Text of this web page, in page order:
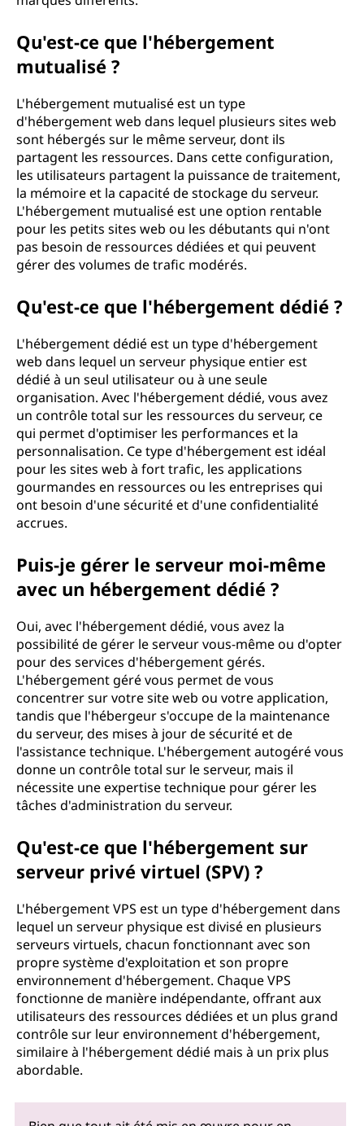
Qu'est-ce que l'hébergement
mutualisé ?
L'hébergement mutualisé est un type
d'hébergement web dans lequel plusieurs sites web
sont hébergés sur le même serveur, dont ils
partagent les ressources. Dans cette configuration,
les utilisateurs partagent la puissance de traitement,
la mémoire et la capacité de stockage du serveur.
L'hébergement mutualisé est une option rentable
pour les petits sites web ou les débutants qui n'ont
pas besoin de ressources dédiées et qui peuvent
gérer des volumes de trafic modérés.
Qu'est-ce que l'hébergement dédié ?
L'hébergement dédié est un type d'hébergement
web dans lequel un serveur physique entier est
dédié à un seul utilisateur ou à une seule
organisation. Avec l'hébergement dédié, vous avez
un contrôle total sur les ressources du serveur, ce
qui permet d'optimiser les performances et la
personnalisation. Ce type d'hébergement est idéal
pour les sites web à fort trafic, les applications
gourmandes en ressources ou les entreprises qui
ont besoin d'une sécurité et d'une confidentialité
accrues.
Puis-je gérer le serveur moi-même
avec un hébergement dédié ?
Oui, avec l'hébergement dédié, vous avez la
possibilité de gérer le serveur vous-même ou d'opter
pour des services d'hébergement gérés.
L'hébergement géré vous permet de vous
concentrer sur votre site web ou votre application,
tandis que l'hébergeur s'occupe de la maintenance
du serveur, des mises à jour de sécurité et de
l'assistance technique. L'hébergement autogéré vous
donne un contrôle total sur le serveur, mais il
nécessite une expertise technique pour gérer les
tâches d'administration du serveur.
Qu'est-ce que l'hébergement sur
serveur privé virtuel (SPV) ?
L'hébergement VPS est un type d'hébergement dans
lequel un serveur physique est divisé en plusieurs
serveurs virtuels, chacun fonctionnant avec son
propre système d'exploitation et son propre
environnement d'hébergement. Chaque VPS
fonctionne de manière indépendante, offrant aux
utilisateurs des ressources dédiées et un plus grand
contrôle sur leur environnement d'hébergement,
similaire à l'hébergement dédié mais à un prix plus
abordable.